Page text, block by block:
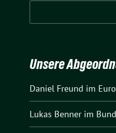
Unsere
Daniel Freund im
Lukas Benner im